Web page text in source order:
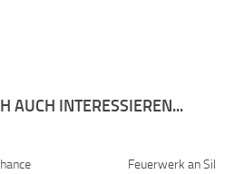
AUCH INTERESSIEREN...
Feuerwerk an